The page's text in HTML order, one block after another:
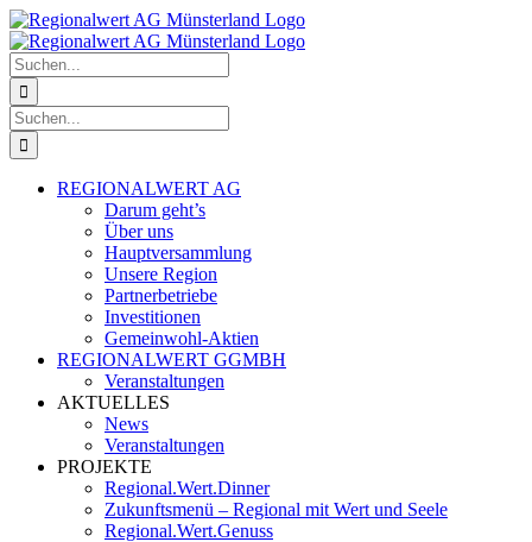
Zum
Inhalt
springen
Facebook
Instagram
Suche
nach:
Suche
nach:
REGIONALWERT AG
Darum geht’s
Über uns
Hauptversammlung
Unsere Region
Partnerbetriebe
Investitionen
Gemeinwohl-Aktien
REGIONALWERT GGMBH
Veranstaltungen
AKTUELLES
News
Veranstaltungen
PROJEKTE
Regional.Wert.Dinner
Zukunftsmenü – Regional mit Wert und Seele
Regional.Wert.Genuss